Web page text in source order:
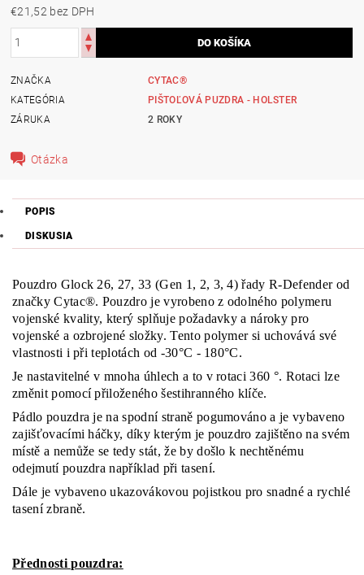
€21,52 bez DPH
ZNAČKA
CYTAC®
KATEGÓRIA
PIŠTOĽOVÁ PUZDRA - HOLSTER
ZÁRUKA
2 ROKY
Otázka
POPIS
DISKUSIA
Pouzdro Glock 26, 27, 33 (Gen 1, 2, 3, 4) řady R-Defender od
značky Cytac®. Pouzdro je vyrobeno z odolného polymeru
vojenské kvality, který splňuje požadavky a nároky pro
vojenské a ozbrojené složky. Tento polymer si uchovává své
vlastnosti i při teplotách od -30°C - 180°C.
Je nastavitelné v mnoha úhlech a to v rotaci 360 °. Rotaci lze
změnit pomocí přiloženého šestihranného klíče.
Pádlo pouzdra je na spodní straně pogumováno a je vybaveno
zajišťovacími háčky, díky kterým je pouzdro zajištěno na svém
místě a nemůže se tedy stát, že by došlo k nechtěnému
odejmutí pouzdra například při tasení.
Dále je vybaveno ukazovákovou pojistkou pro snadné a rychlé
tasení zbraně.
Přednosti pouzdra: